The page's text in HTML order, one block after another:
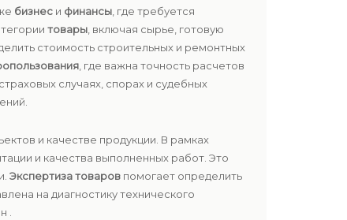
бизнес и финансы , где требуется
товары , включая сырье, готовую
стоимость строительных и ремонтных
, где важна точность расчетов
случаях, спорах и судебных
и качестве продукции. В рамках
и качества выполненных работ. Это
Экспертиза товаров помогает определить
на диагностику технического
.